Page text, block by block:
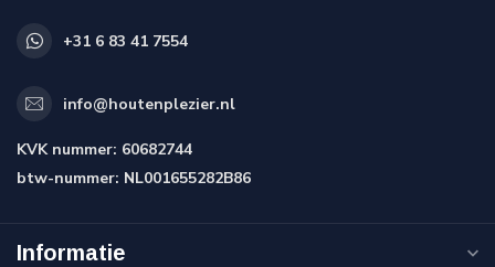
+31 6 83 41 7554
info@houtenplezier.nl
KVK nummer: 60682744
btw-nummer: NL001655282B86
Informatie